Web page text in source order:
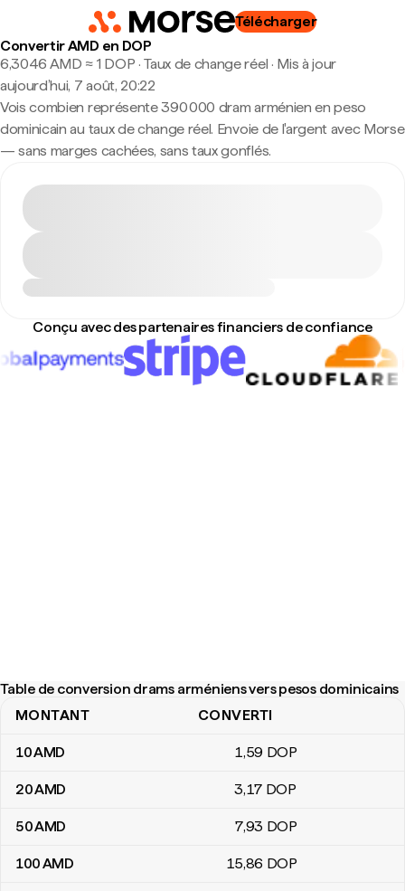
Télécharger
Convertir AMD en DOP
6,3046 AMD ≈ 1 DOP · Taux de change réel · Mis à jour
aujourd’hui, 7 août, 20:22
Vois combien représente 390 000 dram arménien en peso
dominicain au taux de change réel. Envoie de l'argent avec Morse
— sans marges cachées, sans taux gonflés.
Conçu avec des partenaires financiers de confiance
Table de conversion drams arméniens vers pesos dominicains
Table de conversion drams arméniens vers pesos dominicains
MONTANT CONVERTI
10AMD 1,59 DOP
20AMD 3,17 DOP
50AMD 7,93 DOP
100AMD 15,86 DOP